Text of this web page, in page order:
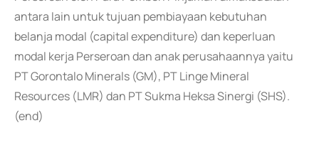
antara lain untuk tujuan pembiayaan kebutuhan
belanja modal (capital expenditure) dan keperluan
modal kerja Perseroan dan anak perusahaannya yaitu
PT Gorontalo Minerals (GM), PT Linge Mineral
Resources (LMR) dan PT Sukma Heksa Sinergi (SHS).
(end)